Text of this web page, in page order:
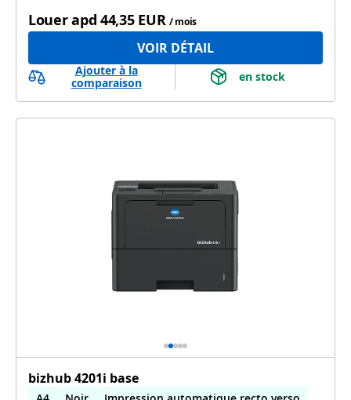
Louer apd 44,35 EUR / mois
VOIR DÉTAIL
Ajouter à la
comparaison
en stock
bizhub 4201i base